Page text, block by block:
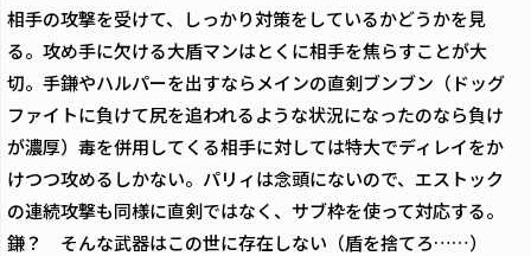
相手の攻撃を受けて、しっかり対策をしているかどうかを見
る。攻め手に欠ける大盾マンはとくに相手を焦らすことが大
切。手鎌やハルパーを出すならメインの直剣ブンブン（ドッグ
ファイトに負けて尻を追われるような状況になったのなら負け
が濃厚）毒を併用してくる相手に対しては特大でディレイをか
けつつ攻めるしかない。パリィは念頭にないので、エストック
の連続攻撃も同様に直剣ではなく、サブ枠を使って対応する。
鎌？ そんな武器はこの世に存在しない（盾を捨てろ……）